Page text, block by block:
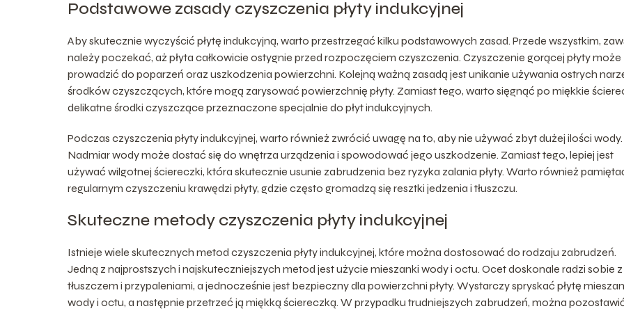
Podstawowe zasady czyszczenia płyty indukcyjnej
Aby skutecznie wyczyścić płytę indukcyjną, warto przestrzegać kilku podstawowych zasad. Przede wszystkim,
należy poczekać, aż płyta całkowicie ostygnie przed rozpoczęciem czyszczenia. Czyszczenie gorącej płyty może
prowadzić do poparzeń oraz uszkodzenia powierzchni. Kolejną ważną zasadą jest unikanie używania ostrych
środków czyszczących, które mogą zarysować powierzchnię płyty. Zamiast tego, warto sięgnąć po miękkie
delikatne środki czyszczące przeznaczone specjalnie do płyt indukcyjnych.
Podczas czyszczenia płyty indukcyjnej, warto również zwrócić uwagę na to, aby nie używać zbyt dużej ilości wody.
Nadmiar wody może dostać się do wnętrza urządzenia i spowodować jego uszkodzenie. Zamiast tego, lepiej jest
używać wilgotnej ściereczki, która skutecznie usunie zabrudzenia bez ryzyka zalania płyty. Warto również
regularnym czyszczeniu krawędzi płyty, gdzie często gromadzą się resztki jedzenia i tłuszczu.
Skuteczne metody czyszczenia płyty indukcyjnej
Istnieje wiele skutecznych metod czyszczenia płyty indukcyjnej, które można dostosować do rodzaju zabrudzeń.
Jedną z najprostszych i najskuteczniejszych metod jest użycie mieszanki wody i octu. Ocet doskonale radzi sobie z
tłuszczem i przypaleniami, a jednocześnie jest bezpieczny dla powierzchni płyty. Wystarczy spryskać płytę
wody i octu, a następnie przetrzeć ją miękką ściereczką. W przypadku trudniejszych zabrudzeń, można